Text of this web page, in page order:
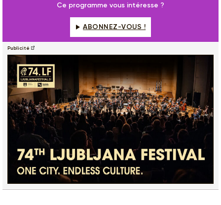
Ce programme vous intéresse ?
ABONNEZ-VOUS !
Publicité